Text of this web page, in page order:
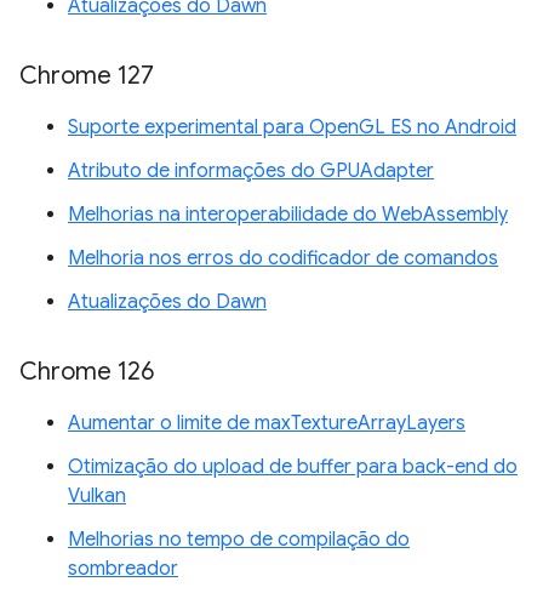
Atualizações do Dawn
Chrome 127
Suporte experimental para OpenGL ES no Android
Atributo de informações do GPUAdapter
Melhorias na interoperabilidade do WebAssembly
Melhoria nos erros do codificador de comandos
Atualizações do Dawn
Chrome 126
Aumentar o limite de maxTextureArrayLayers
Otimização do upload de buffer para back-end do
Vulkan
Melhorias no tempo de compilação do
sombreador